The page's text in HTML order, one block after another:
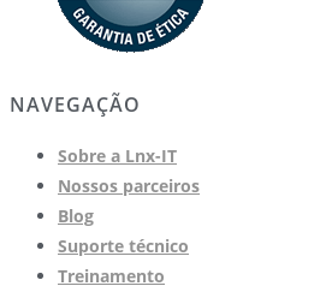
NAVEGAÇÃO
Sobre a Lnx-IT
Nossos parceiros
Blog
Suporte técnico
Treinamento